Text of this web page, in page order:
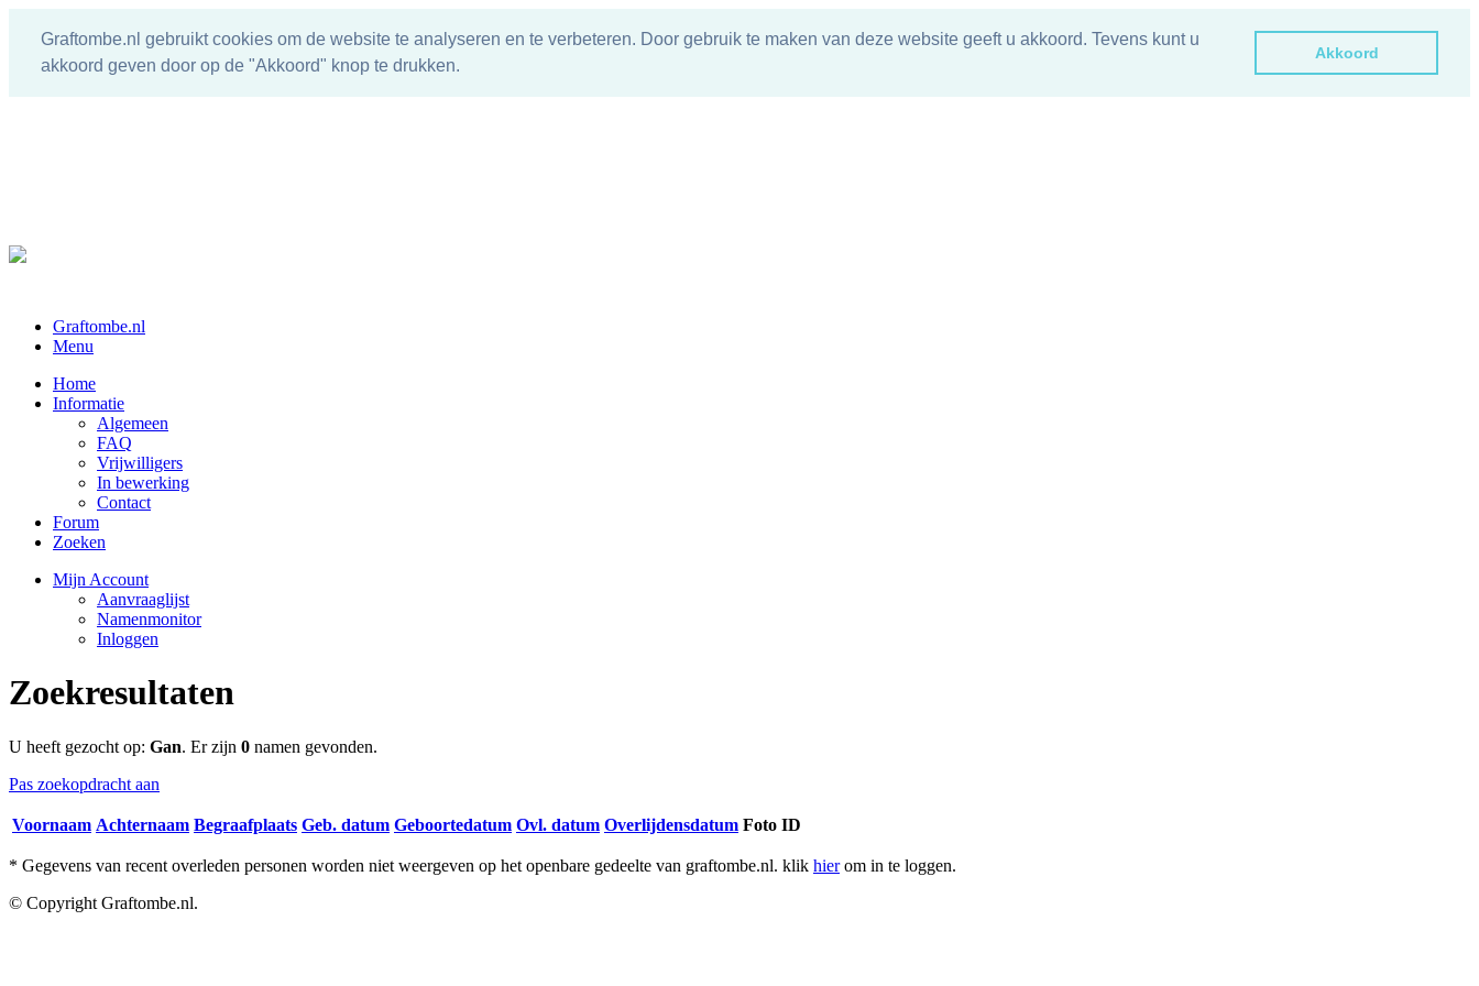
Graftombe.nl gebruikt cookies om de website te analyseren en te verbeteren. Door gebruik te maken van deze website geeft u akkoord. Tevens kunt u
akkoord geven door op de "Akkoord" knop te drukken.
Akkoord
Graftombe.nl
Menu
Home
Informatie
Algemeen
FAQ
Vrijwilligers
In bewerking
Contact
Forum
Zoeken
Mijn Account
Aanvraaglijst
Namenmonitor
Inloggen
Zoekresultaten
U heeft gezocht op: Gan. Er zijn 0 namen gevonden.
Pas zoekopdracht aan
Voornaam Achternaam Begraafplaats Geb. datum Geboortedatum Ovl. datum Overlijdensdatum Foto ID
* Gegevens van recent overleden personen worden niet weergeven op het openbare gedeelte van graftombe.nl. klik hierom in te loggen.
© Copyright Graftombe.nl.